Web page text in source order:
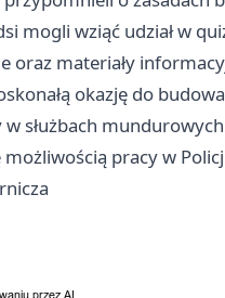
mogli wziąć udział w
oraz materiały
okazję do
służbach
pracy w